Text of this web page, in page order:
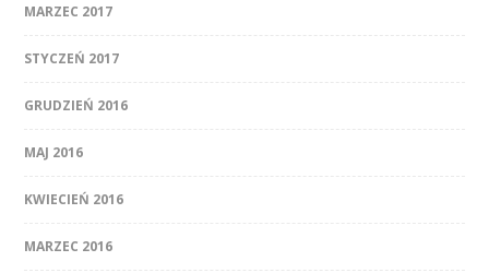
MARZEC 2017
STYCZEŃ 2017
GRUDZIEŃ 2016
MAJ 2016
KWIECIEŃ 2016
MARZEC 2016